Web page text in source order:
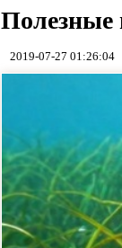
Полезные
2019-07-27 01:26:04